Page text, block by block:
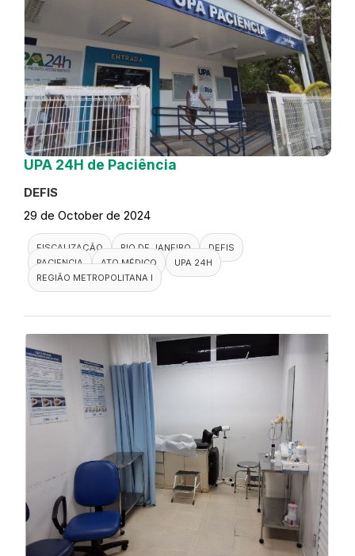
UPA 24H de Paciência
DEFIS
29 de October de 2024
FISCALIZAÇÃO RIO DE JANEIRO
DEFIS
PACIENCIA
ATO MÉDICO
UPA 24H
REGIÃO METROPOLITANA I